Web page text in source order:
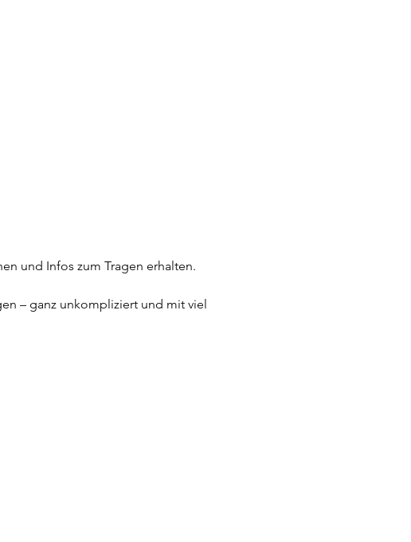
und Infos zum Tragen erhalten.
– ganz unkompliziert und mit viel